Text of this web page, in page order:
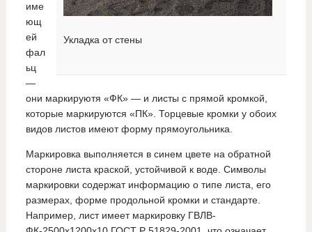
Укладка от стены
име
ющ
ей
фал
ьц
—
они маркируютя «ФК» — и листы с прямой кромкой,
которые маркируются «ПК». Торцевые кромки у обоих
видов листов имеют форму прямоугольника.
Маркировка выполняется в синем цвете на обратной
стороне листа краской, устойчивой к воде. Символы
маркировки содержат информацию о типе листа, его
размерах, форме продольной кромки и стандарте.
Например, лист имеет маркировку ГВЛВ-